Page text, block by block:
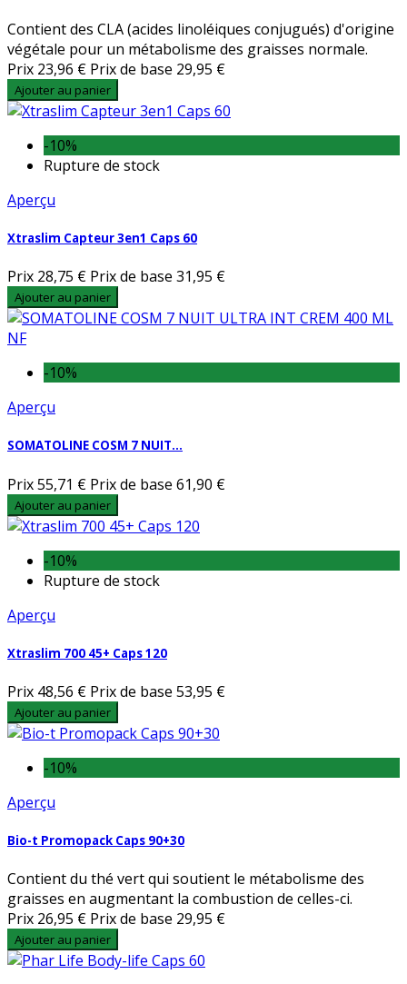
Contient des CLA (acides linoléiques conjugués) d'origine
végétale pour un métabolisme des graisses normale.
Prix 23,96 € Prix de base 29,95 €
Ajouter au panier
-10%
Rupture de stock
Aperçu
Xtraslim Capteur 3en1 Caps 60
Prix 28,75 € Prix de base 31,95 €
Ajouter au panier
-10%
Aperçu
SOMATOLINE COSM 7 NUIT...
Prix55,71 € Prix de base 61,90 €
Ajouter au panier
-10%
Rupture de stock
Aperçu
Xtraslim 700 45+ Caps 120
Prix 48,56 € Prix de base 53,95 €
Ajouter au panier
-10%
Aperçu
Bio-t Promopack Caps 90+30
Contient du thé vert qui soutient le métabolisme des
graisses en augmentant la combustion de celles-ci.
Prix 26,95 € Prix de base 29,95 €
Ajouter au panier